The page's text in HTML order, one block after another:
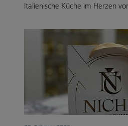
Italienische Küche im Herzen